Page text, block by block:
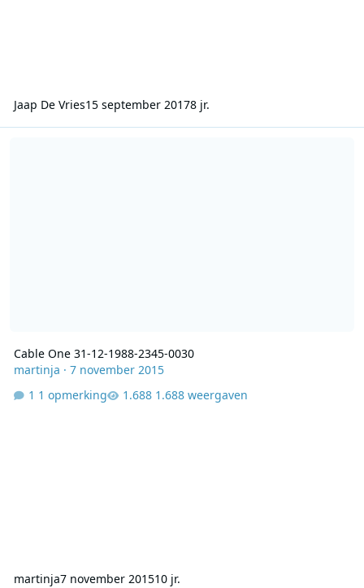
Jaap De Vries15 september 20178 jr.
Cable One 31-12-1988-2345-0030
martinja · 7 november 2015
1 opmerking
1.688 weergaven
martinja7 november 201510 jr.